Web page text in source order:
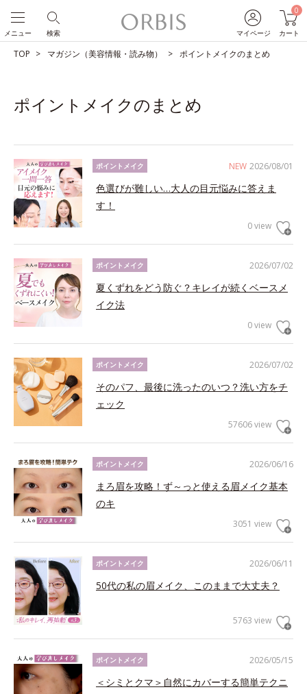
マイページ
0
カート
検索
メニュー
TOP マガジン（美容情報・読み物） ポイントメイクのまとめ
ポイントメイクのまとめ
NEW 2026/08/01
ポイントメイク
色選びが難しい…大人の目元悩みに答えま
す！
0 view
2026/07/02
ポイントメイク
夏くずれをどう防ぐ？キレイが続くベースメ
イク法
0 view
2026/07/02
ポイントメイク
そのパフ、最後に洗ったのいつ？洗い方をチ
ェック
57606 view
2026/06/16
ポイントメイク
まろ眉を攻略！ず～っと使える眉メイク基本
のキ
3051 view
2026/06/11
ポイントメイク
50代の私の眉メイク、このままで大丈夫？
5763 view
2026/05/15
ポイントメイク
＜シミとクマ＞自然にカバーする簡単テクニ